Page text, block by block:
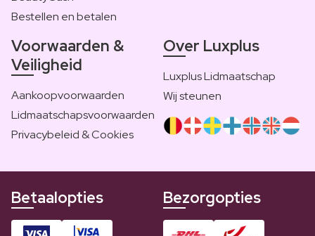
Bestellen en betalen
Voorwaarden &
Veiligheid
Aankoopvoorwaarden
Lidmaatschapsvoorwaarden
Privacybeleid & Cookies
Over Luxplus
Luxplus Lidmaatschap
Wij steunen
Betaalopties Bezorgopties